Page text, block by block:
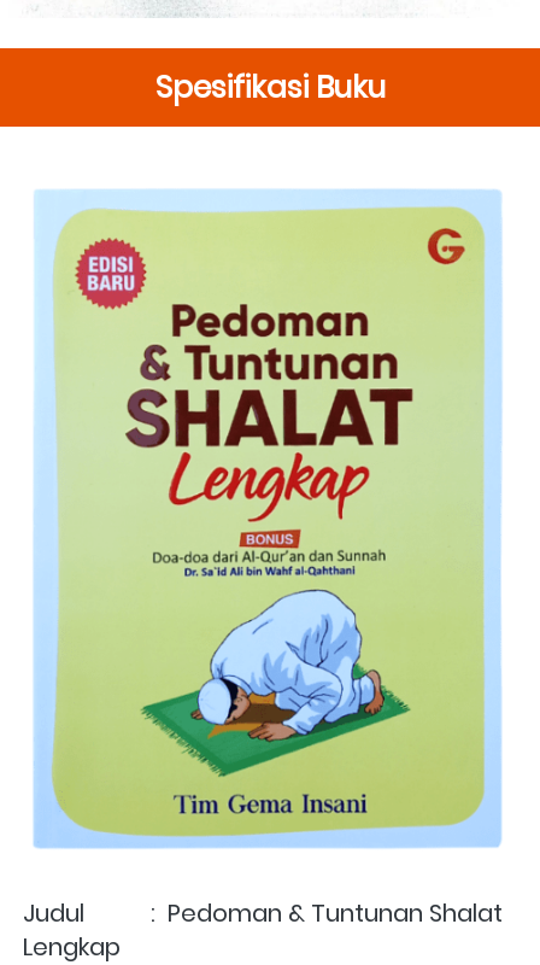
Spesifikasi Buku
Judul           :  Pedoman & Tuntunan Shalat
Lengkap